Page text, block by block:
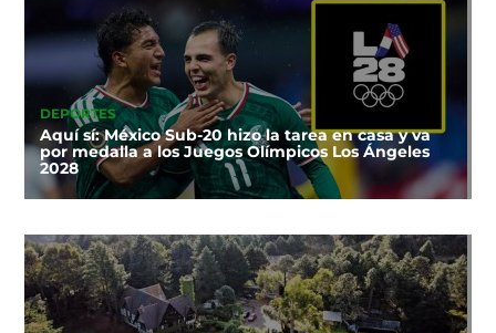
DEPORTES
Aquí sí: México Sub-20 hizo la tarea en casa y va
por medalla a los Juegos Olímpicos Los Ángeles
2028